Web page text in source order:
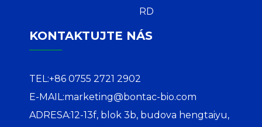
RD
KONTAKTUJTE NÁS
TEL:+86 0755 2721 2902
E-MAIL:marketing@bontac-bio.com
ADRESA:12-13f, blok 3b, budova hengtaiyu,